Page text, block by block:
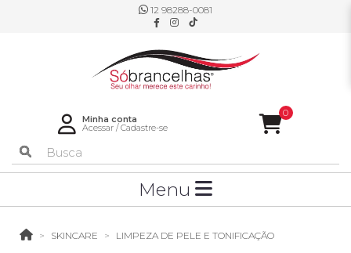
12 98288-0081
Minha conta
Acessar/Cadastre-se
0
Menu
SKINCARE LIMPEZA DE PELE E TONIFICAÇÃO